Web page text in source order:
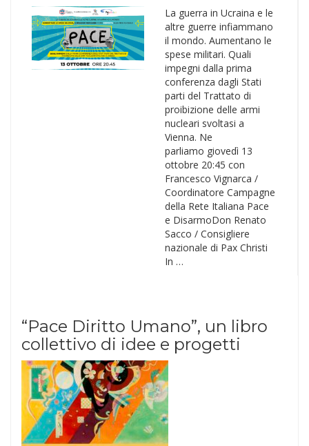
La guerra in Ucraina e le
altre guerre infiammano
il mondo. Aumentano le
spese militari. Quali
impegni dalla prima
conferenza dagli Stati
parti del Trattato di
proibizione delle armi
nucleari svoltasi a
Vienna. Ne
parliamo giovedì 13
ottobre 20:45 con
Francesco Vignarca /
Coordinatore Campagne
della Rete Italiana Pace
e DisarmoDon Renato
Sacco / Consigliere
nazionale di Pax Christi
In …
“Pace Diritto Umano”, un libro
collettivo di idee e progetti